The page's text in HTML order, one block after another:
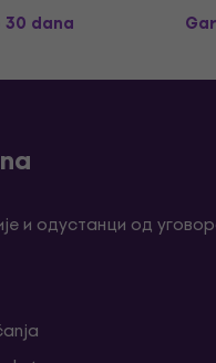
dana
и одустанци од